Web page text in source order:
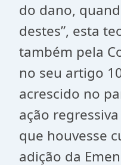
do dano,
destes”, esta
também pela
no seu artigo
acrescido no
ação
que houvesse
adição da